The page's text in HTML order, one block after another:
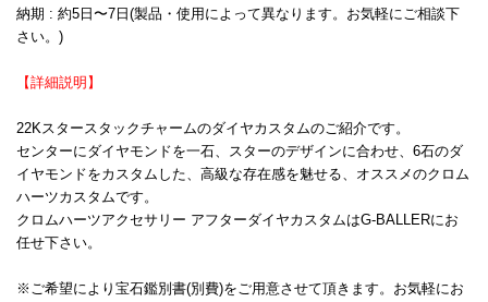
納期 : 約5日〜7日(製品・使用によって異なります。お気軽にご相談下
さい。)
【詳細説明】
22Kスタースタックチャームのダイヤカスタムのご紹介です。
センターにダイヤモンドを一石、スターのデザインに合わせ、6石のダ
イヤモンドをカスタムした、高級な存在感を魅せる、オススメのクロム
ハーツカスタムです。
クロムハーツアクセサリー アフターダイヤカスタムはG-BALLERにお
任せ下さい。
※ご希望により宝石鑑別書(別費)をご用意させて頂きます。お気軽にお